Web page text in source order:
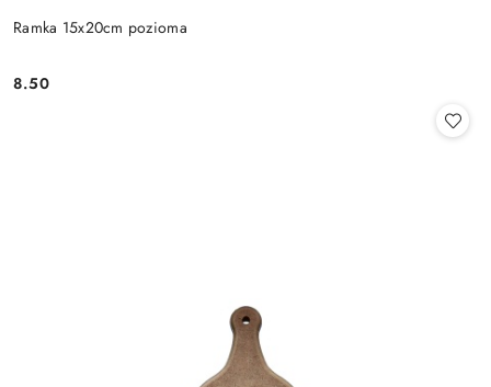
Ramka 15x20cm pozioma
Cena:
8.50